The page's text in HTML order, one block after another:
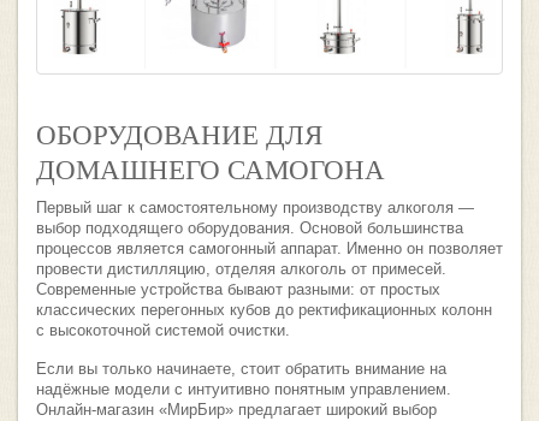
ОБОРУДОВАНИЕ ДЛЯ
ДОМАШНЕГО САМОГОНА
Первый шаг к самостоятельному производству алкоголя —
выбор подходящего оборудования. Основой большинства
процессов является самогонный аппарат. Именно он позволяет
провести дистилляцию, отделяя алкоголь от примесей.
Современные устройства бывают разными: от простых
классических перегонных кубов до ректификационных колонн
с высокоточной системой очистки.
Если вы только начинаете, стоит обратить внимание на
надёжные модели с интуитивно понятным управлением.
Онлайн-магазин «МирБир» предлагает широкий выбор